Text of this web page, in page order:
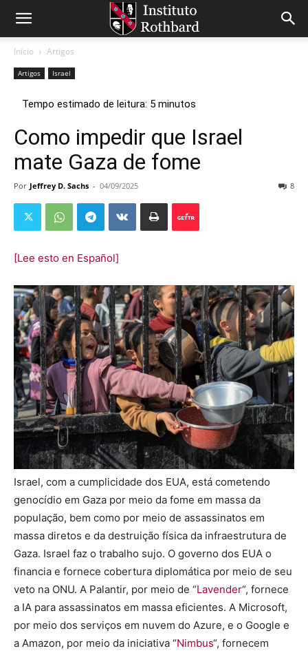
Início Artigos
Artigos Israel
Como impedir que Israel
mate Gaza de fome
Por Jeffrey D. Sachs - 04/09/2025 8
[Lee esto en Español]
Israel, com a cumplicidade dos EUA, está cometendo
genocídio em Gaza por meio da fome em massa da
população, bem como por meio de assassinatos em
massa diretos e da destruição física da infraestrutura de
Gaza. Israel faz o trabalho sujo. O governo dos EUA o
financia e fornece cobertura diplomática por meio de seu
veto na ONU. A Palantir, por meio de “Lavender“, fornece
a IA para assassinatos em massa eficientes. A Microsoft,
por meio dos serviços em nuvem do Azure, e o Google e
a Amazon, por meio da iniciativa “Nimbus“, fornecem